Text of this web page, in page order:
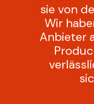
sie von
Wir
Anbieter